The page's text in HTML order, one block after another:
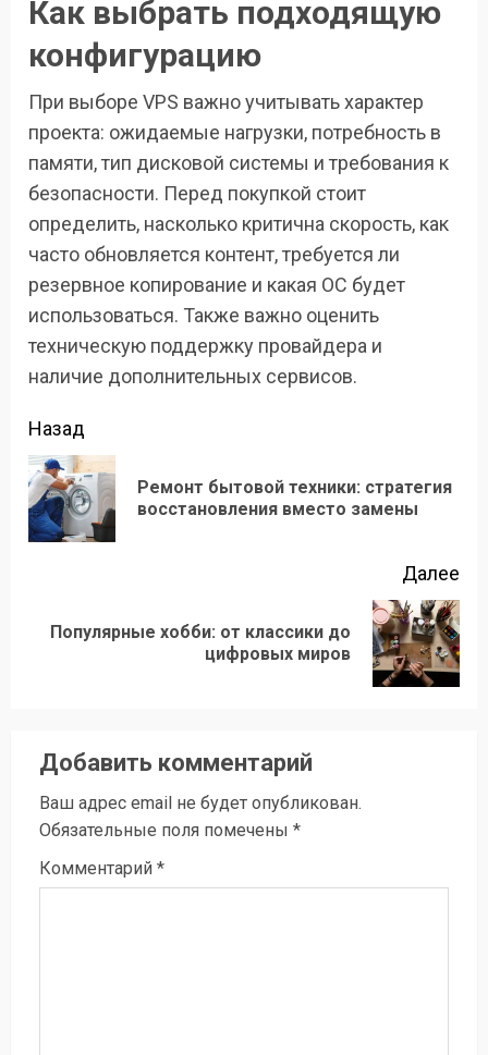
Как выбрать подходящую
конфигурацию
При выборе VPS важно учитывать характер
проекта: ожидаемые нагрузки, потребность в
памяти, тип дисковой системы и требования к
безопасности. Перед покупкой стоит
определить, насколько критична скорость, как
часто обновляется контент, требуется ли
резервное копирование и какая ОС будет
использоваться. Также важно оценить
техническую поддержку провайдера и
наличие дополнительных сервисов.
Продолжить
чтение
Назад
Ремонт бытовой техники: стратегия
восстановления вместо замены
Далее
Следующая
Популярные хобби: от классики до
цифровых миров
Добавить комментарий
Ваш адрес email не будет опубликован.
Обязательные поля помечены *
Комментарий *